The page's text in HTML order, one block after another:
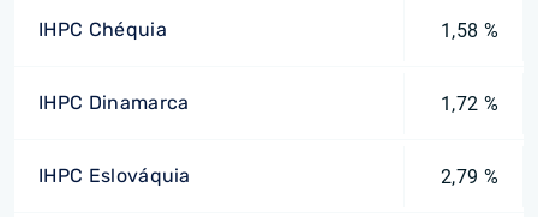
IHPC Chéquia 1,58 %
IHPC Dinamarca 1,72 %
IHPC Eslováquia 2,79 %